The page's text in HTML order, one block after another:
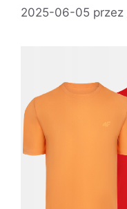
2025-06-05 przez